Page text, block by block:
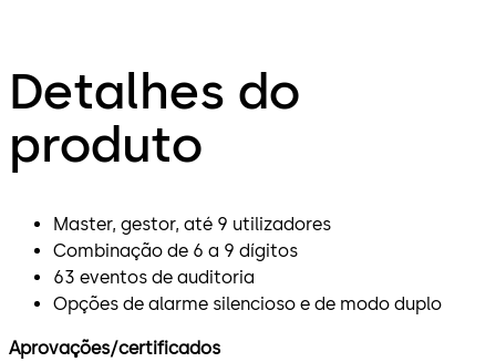
Detalhes do
produto
Master, gestor, até 9 utilizadores
Combinação de 6 a 9 dígitos
63 eventos de auditoria
Opções de alarme silencioso e de modo duplo
Aprovações/certificados